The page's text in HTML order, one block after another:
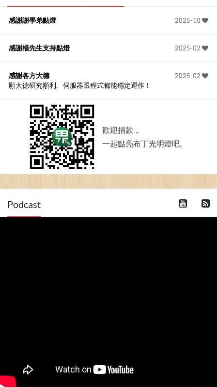
2025-10
感謝謝學弟點燈
2025-02
感謝楊先生支持點燈
2025-02
感謝各方大德
願大德研究順利、伺服器跟程式都能穩定運作！
歡迎捐款，
一起點亮布丁光明燈吧。
Podcast